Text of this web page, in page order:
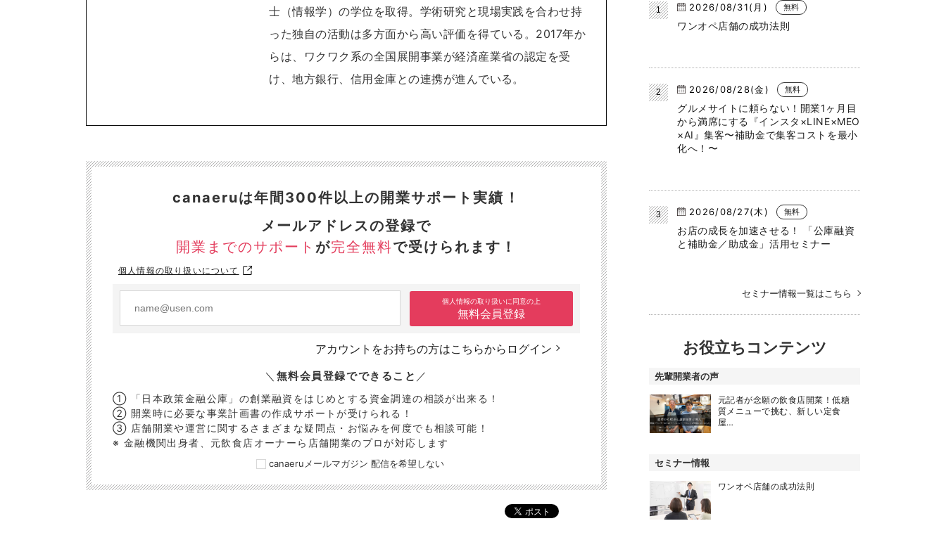
士（情報学）の学位を取得。学術研究と現場実践を合わせ持
った独自の活動は多方面から高い評価を得ている。2017年か
らは、ワクワク系の全国展開事業が経済産業省の認定を受
け、地方銀行、信用金庫との連携が進んでいる。
canaeruは年間300件以上の開業サポート実績！
メールアドレスの登録で
開業までのサポート が完全無料で受けられます！
個人情報の取り扱いについて
個人情報の取り扱いに同意の上
無料会員登録
アカウントをお持ちの方はこちらからログイン
＼ 無料会員登録でできること ／
① 「日本政策金融公庫」の創業融資をはじめとする資金調達の相談が出来る！
② 開業時に必要な事業計画書の作成サポートが受けられる！
③ 店舗開業や運営に関するさまざまな疑問点・お悩みを何度でも相談可能！
※ 金融機関出身者、元飲食店オーナーら店舗開業のプロが対応します
canaeruメールマガジン 配信を希望しない
2026/08/31(月) 無料
ワンオペ店舗の成功法則
2026/08/28(金) 無料
グルメサイトに頼らない！開業1ヶ月目
から満席にする『インスタ×LINE×MEO
×AI』集客〜補助金で集客コストを最小
化へ！〜
2026/08/27(木) 無料
お店の成長を加速させる！ 「公庫融資
と補助金／助成金」活用セミナー
セミナー情報一覧はこちら
お役立ちコンテンツ
先輩開業者の声
元記者が念願の飲食店開業！低糖
質メニューで挑む、新しい定食
屋…
セミナー情報
ワンオペ店舗の成功法則